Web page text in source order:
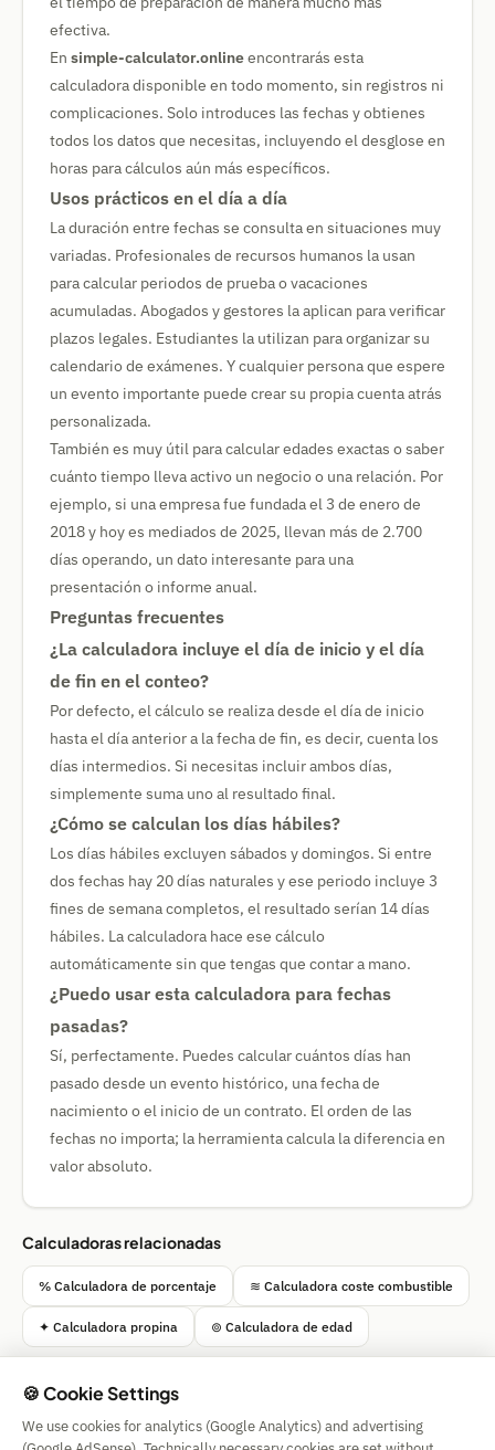
efectiva.
En simple-calculator.onlineencontrarás esta
calculadora disponible en todo momento, sin registros ni
complicaciones. Solo introduces las fechas y obtienes
todos los datos que necesitas, incluyendo el desglose en
horas para cálculos aún más específicos.
Usos prácticos en el día a día
La duración entre fechas se consulta en situaciones muy
variadas. Profesionales de recursos humanos la usan
para calcular periodos de prueba o vacaciones
acumuladas. Abogados y gestores la aplican para verificar
plazos legales. Estudiantes la utilizan para organizar su
calendario de exámenes. Y cualquier persona que espere
un evento importante puede crear su propia cuenta atrás
personalizada.
También es muy útil para calcular edades exactas o saber
cuánto tiempo lleva activo un negocio o una relación. Por
ejemplo, si una empresa fue fundada el 3 de enero de
2018 y hoy es mediados de 2025, llevan más de 2.700
días operando, un dato interesante para una
presentación o informe anual.
Preguntas frecuentes
¿La calculadora incluye el día de inicio y el día
de fin en el conteo?
Por defecto, el cálculo se realiza desde el día de inicio
hasta el día anterior a la fecha de fin, es decir, cuenta los
días intermedios. Si necesitas incluir ambos días,
simplemente suma uno al resultado final.
¿Cómo se calculan los días hábiles?
Los días hábiles excluyen sábados y domingos. Si entre
dos fechas hay 20 días naturales y ese periodo incluye 3
fines de semana completos, el resultado serían 14 días
hábiles. La calculadora hace ese cálculo
automáticamente sin que tengas que contar a mano.
¿Puedo usar esta calculadora para fechas
pasadas?
Sí, perfectamente. Puedes calcular cuántos días han
pasado desde un evento histórico, una fecha de
nacimiento o el inicio de un contrato. El orden de las
fechas no importa; la herramienta calcula la diferencia en
valor absoluto.
Calculadoras relacionadas
% Calculadora de porcentaje ≋ Calculadora coste combustible
✦ Calculadora propina ⊚ Calculadora de edad
Simple Calculator
🍪 Cookie Settings
We use cookies for analytics (Google Analytics) and advertising